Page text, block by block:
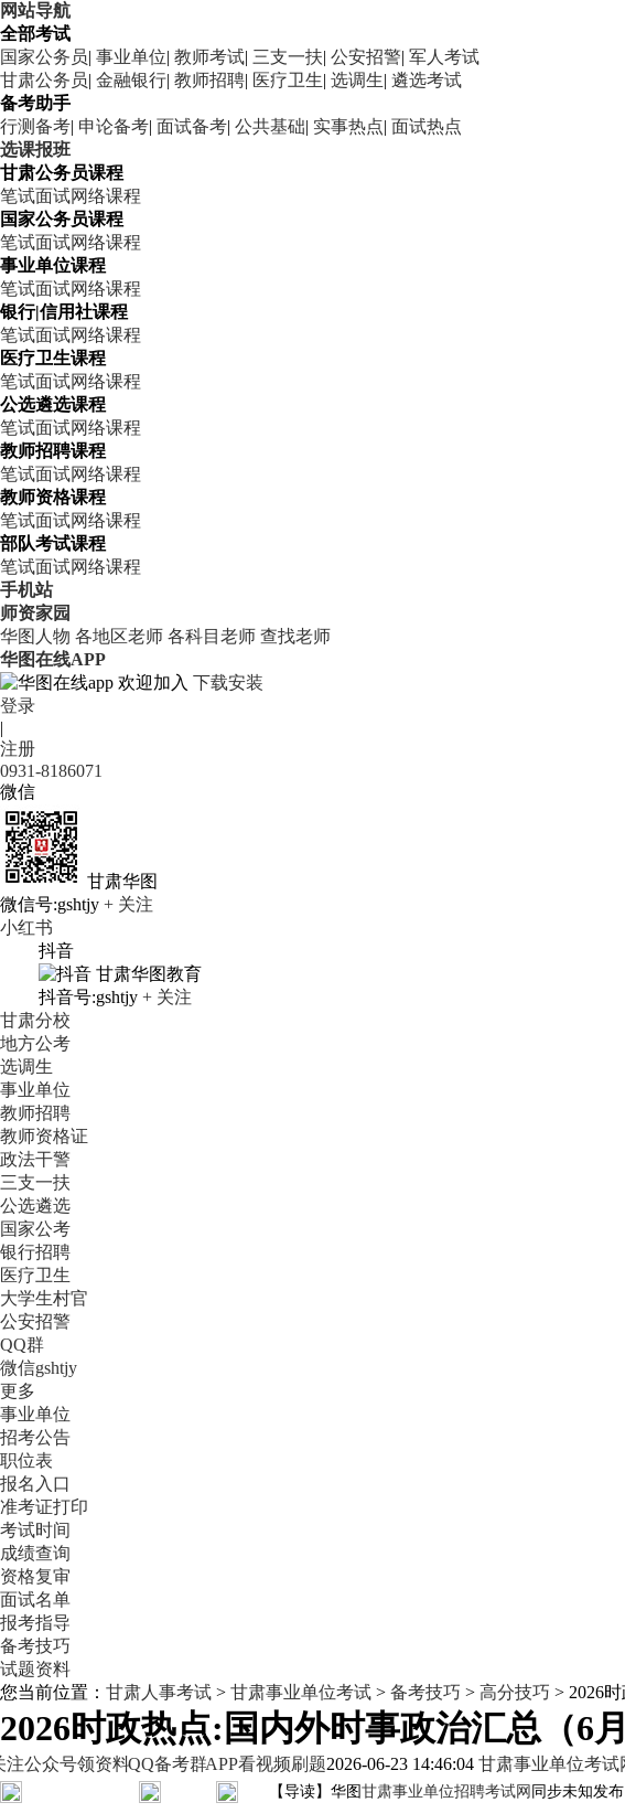
网站导航
全部考试
国家公务员| 事业单位| 教师考试| 三支一扶| 公安招警| 军人考试
甘肃公务员| 金融银行| 教师招聘| 医疗卫生| 选调生| 遴选考试
备考助手
行测备考| 申论备考| 面试备考| 公共基础| 实事热点| 面试热点
选课报班
甘肃公务员课程
笔试面试网络课程
国家公务员课程
笔试面试网络课程
事业单位课程
笔试面试网络课程
银行|信用社课程
笔试面试网络课程
医疗卫生课程
笔试面试网络课程
公选遴选课程
笔试面试网络课程
教师招聘课程
笔试面试网络课程
教师资格课程
笔试面试网络课程
部队考试课程
笔试面试网络课程
手机站
师资家园
华图人物 各地区老师 各科目老师 查找老师
华图在线APP
欢迎加入 下载安装
登录
|
注册
0931-8186071
微信
甘肃华图
微信号:gshtjy + 关注
小红书
抖音
甘肃华图教育
抖音号:gshtjy + 关注
甘肃分校
地方公考
选调生
事业单位
教师招聘
教师资格证
政法干警
三支一扶
公选遴选
国家公考
银行招聘
医疗卫生
大学生村官
公安招警
QQ群
微信gshtjy
更多
事业单位
招考公告
职位表
报名入口
准考证打印
考试时间
成绩查询
资格复审
面试名单
报考指导
备考技巧
试题资料
您当前位置： 甘肃人事考试 > 甘肃事业单位考试 > 备考技巧 > 高分技巧 > 2026
2026时政热点:国内外时事政治汇总（6月
2026-06-23 14:46:04 甘肃事业单位考试
注公众号领资料QQ备考群APP看视频刷题
【导读】华图 甘肃事业单位招聘考试网 同步未知发布